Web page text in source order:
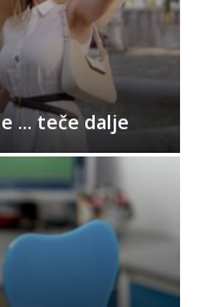
... teče dalje